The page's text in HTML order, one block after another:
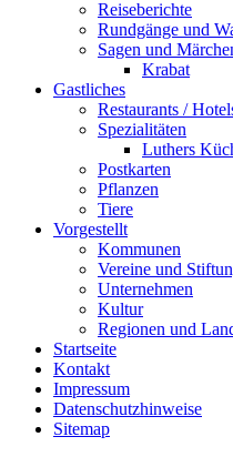
Reiseberichte
Rundgänge und
Sagen und
Krabat
Gastliches
Restaurants /
Spezialitäten
Luthers
Postkarten
Pflanzen
Tiere
Vorgestellt
Kommunen
Vereine und
Unternehmen
Kultur
Regionen und
Startseite
Kontakt
Impressum
Datenschutzhinweise
Sitemap